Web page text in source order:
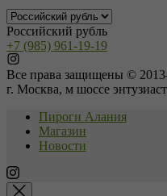
Российский рубль
+7 (985) 961-19-19
Все права защищены ©
г. Москва, м шоссе
Пироги Алания
Магазин
Новости